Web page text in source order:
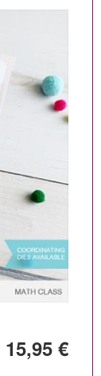
15,95 €